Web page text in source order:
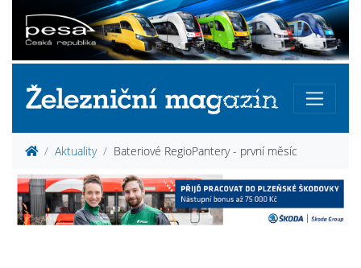
Aktuality Bateriové RegioPantery - první měsíc